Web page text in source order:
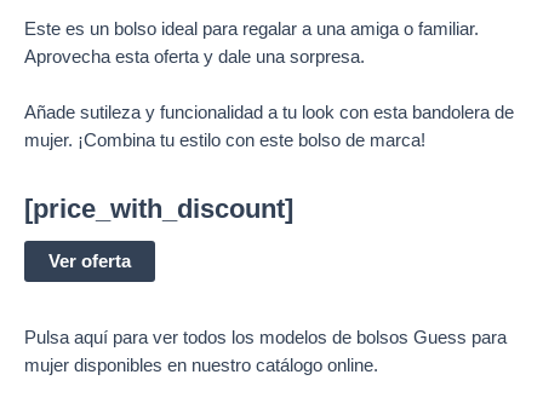
Este es un bolso ideal para regalar a una amiga o familiar.
Aprovecha esta oferta y dale una sorpresa.
Añade sutileza y funcionalidad a tu look con esta bandolera de
mujer. ¡Combina tu estilo con este bolso de marca!
[price_with_discount]
Ver oferta
Pulsa aquí para ver todos los modelos de bolsos Guess para
mujer disponibles en nuestro catálogo online.